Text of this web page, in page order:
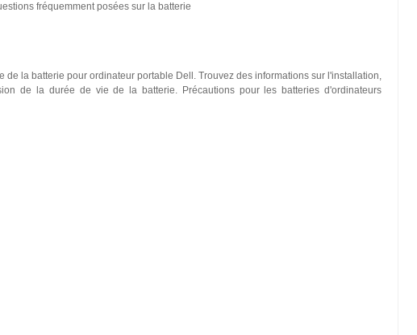
fréquemment posées sur la batterie
de la batterie pour ordinateur portable Dell. Trouvez des informations sur l'installation,
de la durée de vie de la batterie. Précautions pour les batteries d'ordinateurs